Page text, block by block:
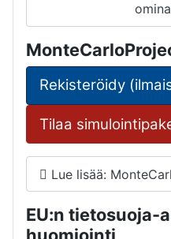
Rekisteröidy
Tilaa
Lue lisää:
EU:n tietosuoja-